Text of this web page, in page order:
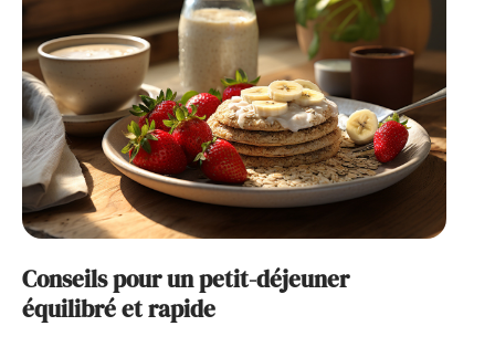
Conseils pour un petit-déjeuner
équilibré et rapide